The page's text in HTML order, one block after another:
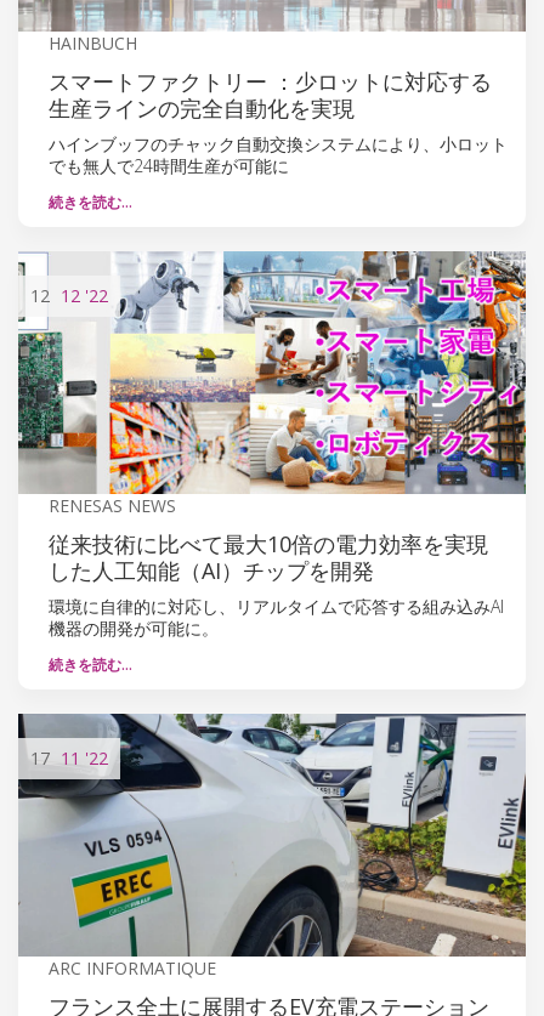
HAINBUCH
スマートファクトリー ：少ロットに対応する
生産ラインの完全自動化を実現
ハインブッフのチャック自動交換システムにより、小ロット
でも無人で24時間生産が可能に
続きを読む…
12 12 '22
RENESAS NEWS
従来技術に比べて最大10倍の電力効率を実現
した人工知能（AI）チップを開発
環境に自律的に対応し、リアルタイムで応答する組み込みAI
機器の開発が可能に。
続きを読む…
17 11 '22
ARC INFORMATIQUE
フランス全土に展開するEV充電ステーション